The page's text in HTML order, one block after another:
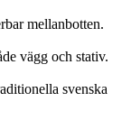
mellanbotten.
vägg och stativ.
svenska